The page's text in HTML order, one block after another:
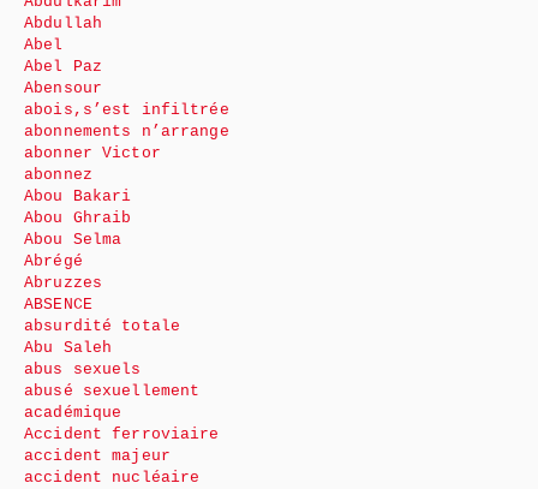
Abdullah
Abel
Abel Paz
Abensour
abois,s’est infiltrée
abonnements n’arrange
abonner Victor
abonnez
Abou Bakari
Abou Ghraib
Abou Selma
Abrégé
Abruzzes
ABSENCE
absurdité totale
Abu Saleh
abus sexuels
abusé sexuellement
académique
Accident ferroviaire
accident majeur
accident nucléaire